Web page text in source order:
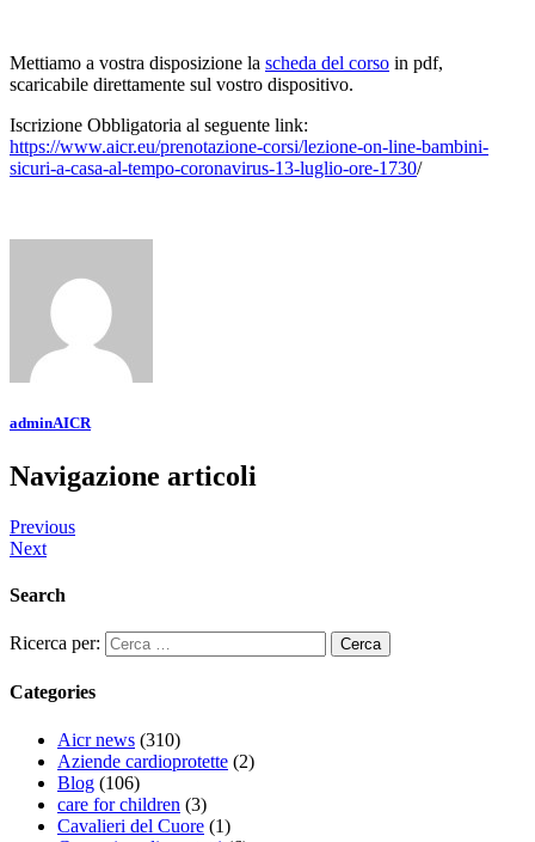
Mettiamo a vostra disposizione la scheda del corso in pdf,
scaricabile direttamente sul vostro dispositivo.
Iscrizione Obbligatoria al seguente link:
https://www.aicr.eu/prenotazione-corsi/lezione-on-line-bambini-
sicuri-a-casa-al-tempo-coronavirus-13-luglio-ore-1730/
adminAICR
Navigazione articoli
Previous
Next
Search
Ricerca per:
Categories
Aicr news (310)
Aziende cardioprotette (2)
Blog (106)
care for children (3)
Cavalieri del Cuore (1)